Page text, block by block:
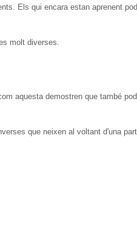
Els qui encara estan aprenent
molt diverses.
aquesta demostren que també
que neixen al voltant d'una